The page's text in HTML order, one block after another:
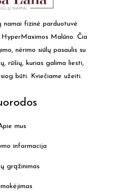
namai fizinė parduotuvė
HyperMaximos Malūno. Čia
nėrimo siūlų pasaulis su
rūšių, kurias galima liesti,
būti. Kviečiame užeiti.
mus
informacija
grąžinimas